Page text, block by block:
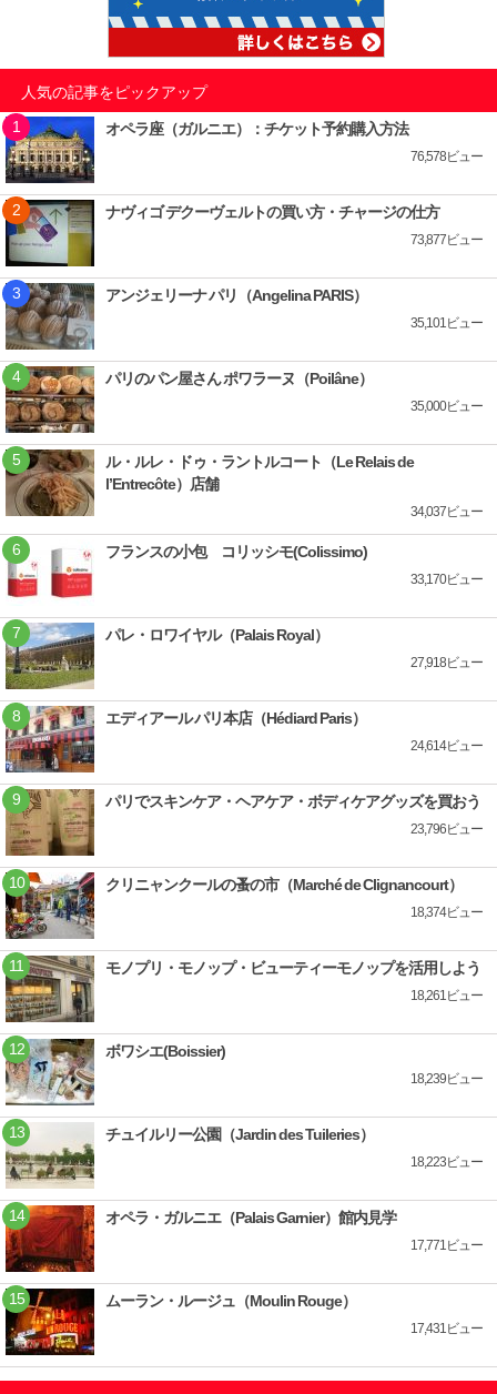
人気の記事をピックアップ
オペラ座（ガルニエ）：チケット予約購入方法
76,578ビュー
ナヴィゴ デクーヴェルトの買い方・チャージの仕方
73,877ビュー
アンジェリーナ パリ（Angelina PARIS）
35,101ビュー
パリのパン屋さん ポワラーヌ（Poilâne）
35,000ビュー
ル・ルレ・ドゥ・ラントルコート（Le Relais de
l’Entrecôte）店舗
34,037ビュー
フランスの小包 コリッシモ(Colissimo)
33,170ビュー
パレ・ロワイヤル（Palais Royal）
27,918ビュー
エディアール パリ本店（Hédiard Paris）
24,614ビュー
パリでスキンケア・ヘアケア・ボディケアグッズを買おう
23,796ビュー
クリニャンクールの蚤の市（Marché de Clignancourt）
18,374ビュー
モノプリ・モノップ・ビューティーモノップを活用しよう
18,261ビュー
ボワシエ(Boissier)
18,239ビュー
チュイルリー公園（Jardin des Tuileries）
18,223ビュー
オペラ・ガルニエ（Palais Garnier）館内見学
17,771ビュー
ムーラン・ルージュ（Moulin Rouge）
17,431ビュー